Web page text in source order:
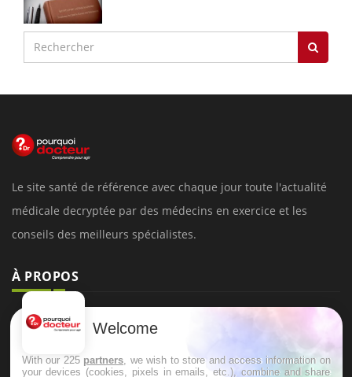
Le site santé de référence avec chaque jour toute l'actualité
médicale decryptée par des médecins en exercice et les
conseils des meilleurs spécialistes.
À PROPOS
Données personnelles et cookies
Conditions d'utilisation
Welcome
With our 225 partners , we wish to store and access information on
your devices (cookies, pixels in emails, etc.), combine and share